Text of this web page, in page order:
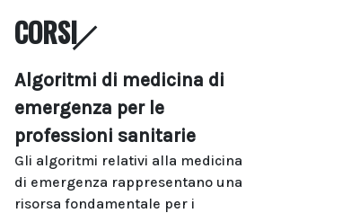
CORSI
Algoritmi di medicina di
emergenza per le
professioni sanitarie
Gli algoritmi relativi alla medicina
di emergenza rappresentano una
risorsa fondamentale per i